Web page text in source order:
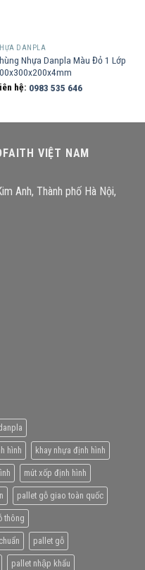
DANPLA
Nhựa Danpla Màu Đỏ 1 Lớp
hệ: 0983 535 646
VIỆT NAM
Anh, Thành phố Hà Nội,
hình khay nhựa định hình
mút xốp định hình
pallet gỗ giao toàn quốc
thông
pallet gỗ
pallet nhập khẩu